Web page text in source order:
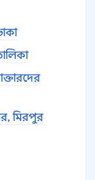
মিরপুর